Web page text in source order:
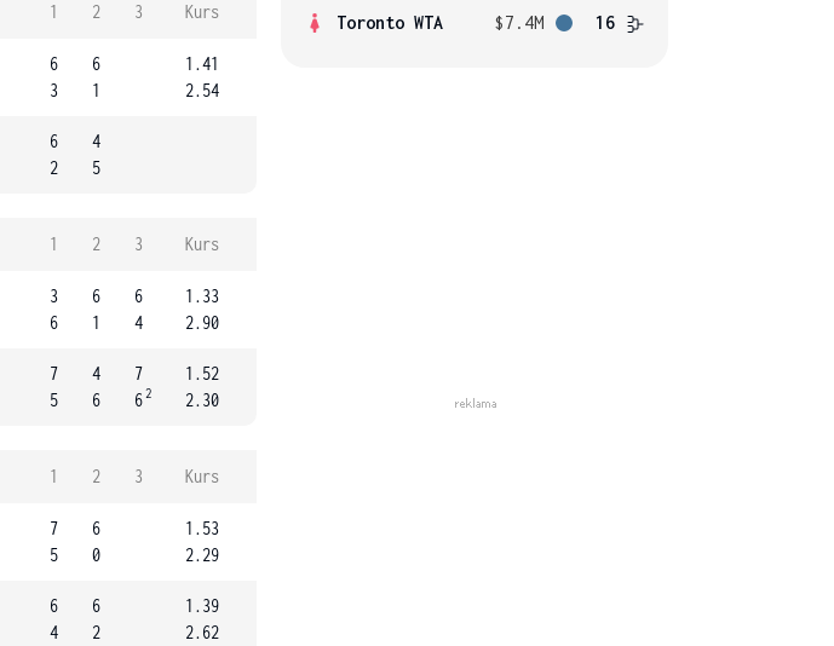
1 2 3 Kurs
6
3
6
1
1.41
2.54
6
2
4
5
1 2 3 Kurs
3
6
6
1
6
4
1.33
2.90
7
5
4
6
7
62
1.52
2.30
1 2 3 Kurs
7
5
6
0
1.53
2.29
6
4
6
2
1.39
2.62
Toronto WTA
$7.4M 16